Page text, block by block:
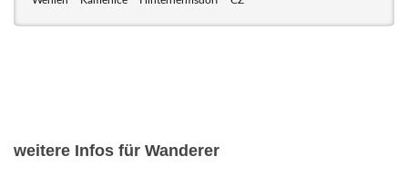
weitere Infos für Wanderer